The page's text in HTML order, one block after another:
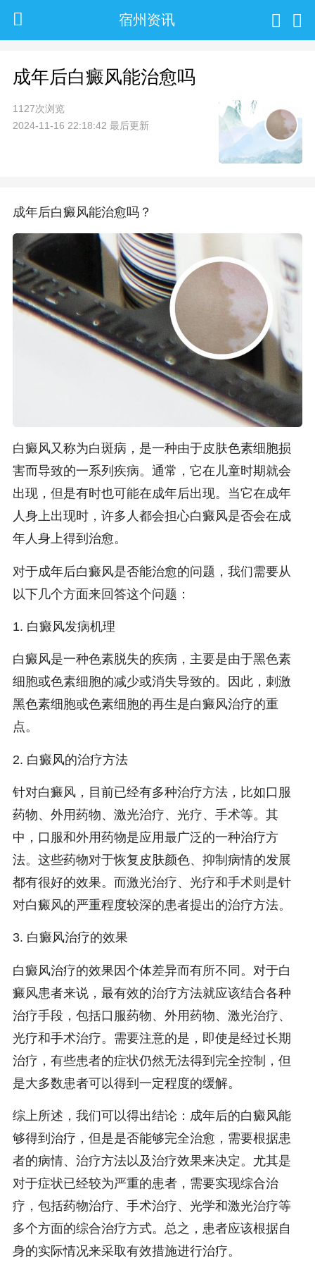
宿州资讯
成年后白癜风能治愈吗
1127次浏览
2024-11-16 22:18:42 最后更新
成年后白癜风能治愈吗？
白癜风又称为白斑病，是一种由于皮肤色素细胞损
害而导致的一系列疾病。通常，它在儿童时期就会
出现，但是有时也可能在成年后出现。当它在成年
人身上出现时，许多人都会担心白癜风是否会在成
年人身上得到治愈。
对于成年后白癜风是否能治愈的问题，我们需要从
以下几个方面来回答这个问题：
1. 白癜风发病机理
白癜风是一种色素脱失的疾病，主要是由于黑色素
细胞或色素细胞的减少或消失导致的。因此，刺激
黑色素细胞或色素细胞的再生是白癜风治疗的重
点。
2. 白癜风的治疗方法
针对白癜风，目前已经有多种治疗方法，比如口服
药物、外用药物、激光治疗、光疗、手术等。其
中，口服和外用药物是应用最广泛的一种治疗方
法。这些药物对于恢复皮肤颜色、抑制病情的发展
都有很好的效果。而激光治疗、光疗和手术则是针
对白癜风的严重程度较深的患者提出的治疗方法。
3. 白癜风治疗的效果
白癜风治疗的效果因个体差异而有所不同。对于白
癜风患者来说，最有效的治疗方法就应该结合各种
治疗手段，包括口服药物、外用药物、激光治疗、
光疗和手术治疗。需要注意的是，即使是经过长期
治疗，有些患者的症状仍然无法得到完全控制，但
是大多数患者可以得到一定程度的缓解。
综上所述，我们可以得出结论：成年后的白癜风能
够得到治疗，但是是否能够完全治愈，需要根据患
者的病情、治疗方法以及治疗效果来决定。尤其是
对于症状已经较为严重的患者，需要实现综合治
疗，包括药物治疗、手术治疗、光学和激光治疗等
多个方面的综合治疗方式。总之，患者应该根据自
身的实际情况来采取有效措施进行治疗。